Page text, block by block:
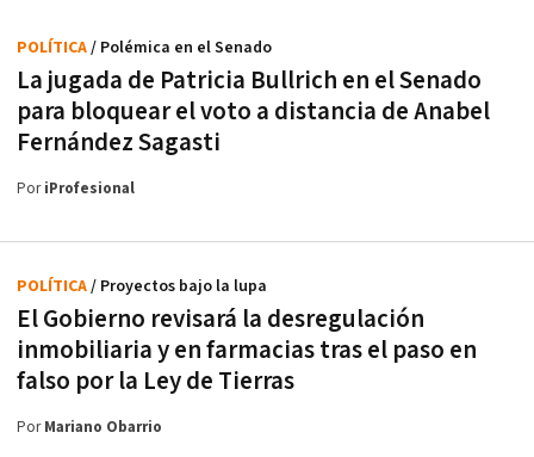
La jugada de Patricia Bullrich en el Senado
para bloquear el voto a distancia de Anabel
Fernández Sagasti
POLÍTICA/ Polémica en el Senado
PoriProfesional
El Gobierno revisará la desregulación
inmobiliaria y en farmacias tras el paso en
falso por la Ley de Tierras
POLÍTICA/ Proyectos bajo la lupa
PorMariano Obarrio